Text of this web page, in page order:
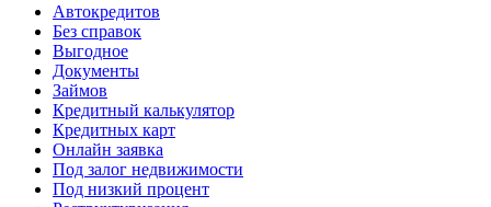
Автокредитов
Без справок
Выгодное
Документы
Займов
Кредитный калькулятор
Кредитных карт
Онлайн заявка
Под залог недвижимости
Под низкий процент